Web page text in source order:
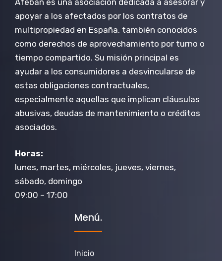
apoyar a los afectados por los contratos de
multipropiedad en España, también conocidos
como derechos de aprovechamiento por turno o
tiempo compartido. Su misión principal es
ayudar a los consumidores a desvincularse de
estas obligaciones contractuales,
especialmente aquellas que implican cláusulas
abusivas, deudas de mantenimiento o créditos
asociados.
Horas:
lunes, martes, miércoles, jueves, viernes,
sábado, domingo
09:00 – 17:00
Menú.
Inicio